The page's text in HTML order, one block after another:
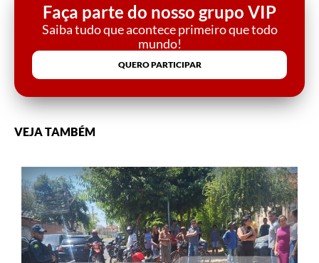
Faça parte do nosso grupo VIP
Saiba tudo que acontece primeiro que todo
mundo!
QUERO PARTICIPAR
VEJA TAMBÉM